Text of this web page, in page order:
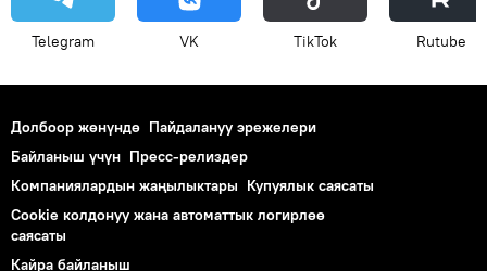
Telegram VK ТikТоk Rutube
Долбоор жөнүндө Пайдалануу эрежелери
Байланыш үчүн Пресс-релиздер
Компаниялардын жаңылыктары Купуялык саясаты
Cookie колдонуу жана автоматтык логирлөө
саясаты
Кайра байланыш